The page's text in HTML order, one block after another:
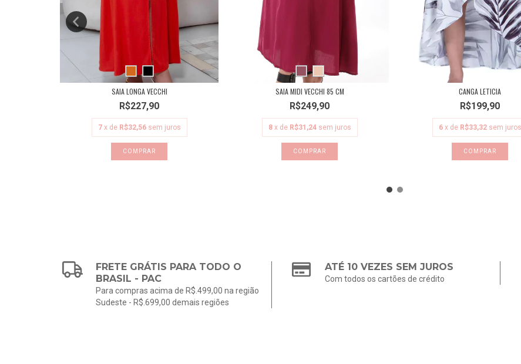
SAIA LONGA VECCHI
R$227,90
7 x de R$32,56 sem juros
COMPRAR
SAIA MIDI VECCHI 85 CM
R$249,90
8 x de R$31,24 sem juros
COMPRAR
CANGA LETICIA
R$199,90
6 x de R$33,32 sem juros
COMPRAR
FRETE GRÁTIS PARA TODO O
BRASIL - PAC
Para compras acima de R$.499,00 na região
Sudeste - R$.699,00 demais regiões
ATÉ 10 VEZES SEM JUROS
Com todos os cartões de crédito